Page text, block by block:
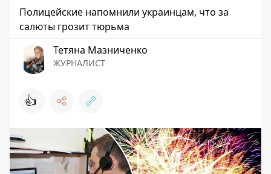
Полицейские напомнили украинцам, что за
салюты грозит тюрьма
Тетяна Мазниченко
ЖУРНАЛИСТ
👍